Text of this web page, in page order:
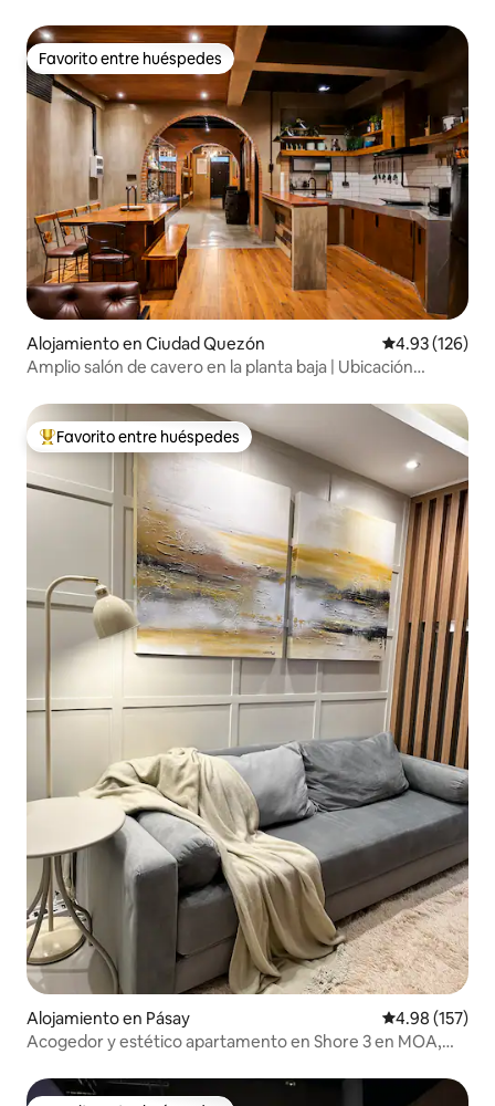
Favorito entre huéspedes
Favorito entre huéspedes
Alojamiento en Ciudad Quezón Calificación
4.93 (126)
Amplio salón de cavero en la planta baja | Ubicación
Favorito entre huéspedes preferido
Favorito entre huéspedes
Alojamiento en Pásay Calificación
4.98 (157)
Acogedor y estético apartamento en Shore 3 en MOA,